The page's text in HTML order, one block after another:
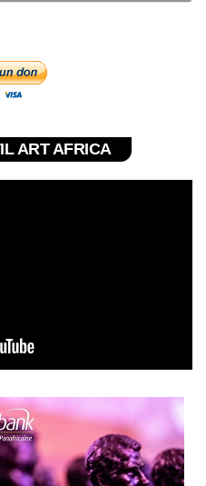
ART AFRICA